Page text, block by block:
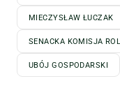
MIECZYSŁAW ŁUCZAK
SENACKA KOMISJA
UBÓJ GOSPODARSKI